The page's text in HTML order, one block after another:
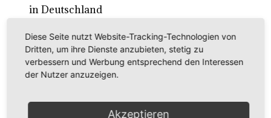
in Deutschland
Rebsorten international
externe Links
Tafeltraubensorten
Diese Seite nutzt Website-Tracking-Technologien von
Dritten, um ihre Dienste anzubieten, stetig zu
verbessern und Werbung entsprechend den Interessen
der Nutzer anzuzeigen.
Akzeptieren